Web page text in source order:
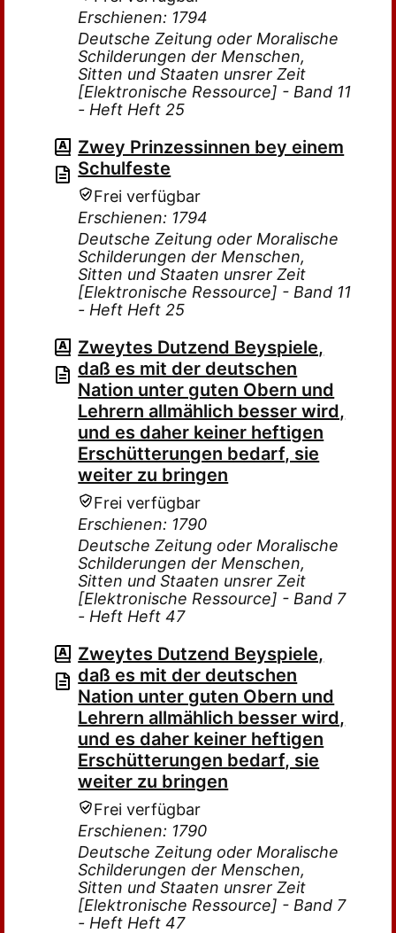
Erschienen: 1794
Deutsche Zeitung oder Moralische
Schilderungen der Menschen,
Sitten und Staaten unsrer Zeit
[Elektronische Ressource] - Band 11
- Heft Heft 25
Zwey Prinzessinnen bey einem
Schulfeste
Frei verfügbar
Erschienen: 1794
Deutsche Zeitung oder Moralische
Schilderungen der Menschen,
Sitten und Staaten unsrer Zeit
[Elektronische Ressource] - Band 11
- Heft Heft 25
Zweytes Dutzend Beyspiele,
daß es mit der deutschen
Nation unter guten Obern und
Lehrern allmählich besser wird,
und es daher keiner heftigen
Erschütterungen bedarf, sie
weiter zu bringen
Frei verfügbar
Erschienen: 1790
Deutsche Zeitung oder Moralische
Schilderungen der Menschen,
Sitten und Staaten unsrer Zeit
[Elektronische Ressource] - Band 7
- Heft Heft 47
Zweytes Dutzend Beyspiele,
daß es mit der deutschen
Nation unter guten Obern und
Lehrern allmählich besser wird,
und es daher keiner heftigen
Erschütterungen bedarf, sie
weiter zu bringen
Frei verfügbar
Erschienen: 1790
Deutsche Zeitung oder Moralische
Schilderungen der Menschen,
Sitten und Staaten unsrer Zeit
[Elektronische Ressource] - Band 7
- Heft Heft 47